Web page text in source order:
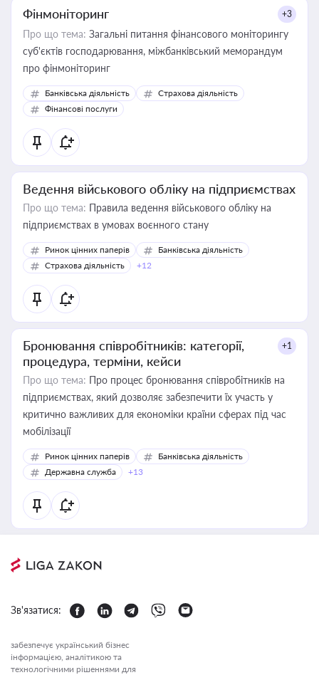
Фінмоніторинг +3
Про що тема: Загальні питання фінансового моніторингу
суб'єктів господарювання, міжбанківський меморандум
про фінмоніторинг
Банківська діяльність
Страхова діяльність
Фінансові послуги
Ведення військового обліку на підприємствах
Про що тема: Правила ведення військового обліку на
підприємствах в умовах воєнного стану
Ринок цінних паперів
Банківська діяльність
Страхова діяльність
+12
Бронювання співробітників: категорії,
процедура, терміни, кейси
+1
Про що тема: Про процес бронювання співробітників на
підприємствах, який дозволяє забезпечити їх участь у
критично важливих для економіки країни сферах під час
мобілізації
Ринок цінних паперів
Банківська діяльність
Державна служба
+13
Зв'язатися:
забезпечує український бізнес
інформацією, аналітикою та
технологічними рішеннями для